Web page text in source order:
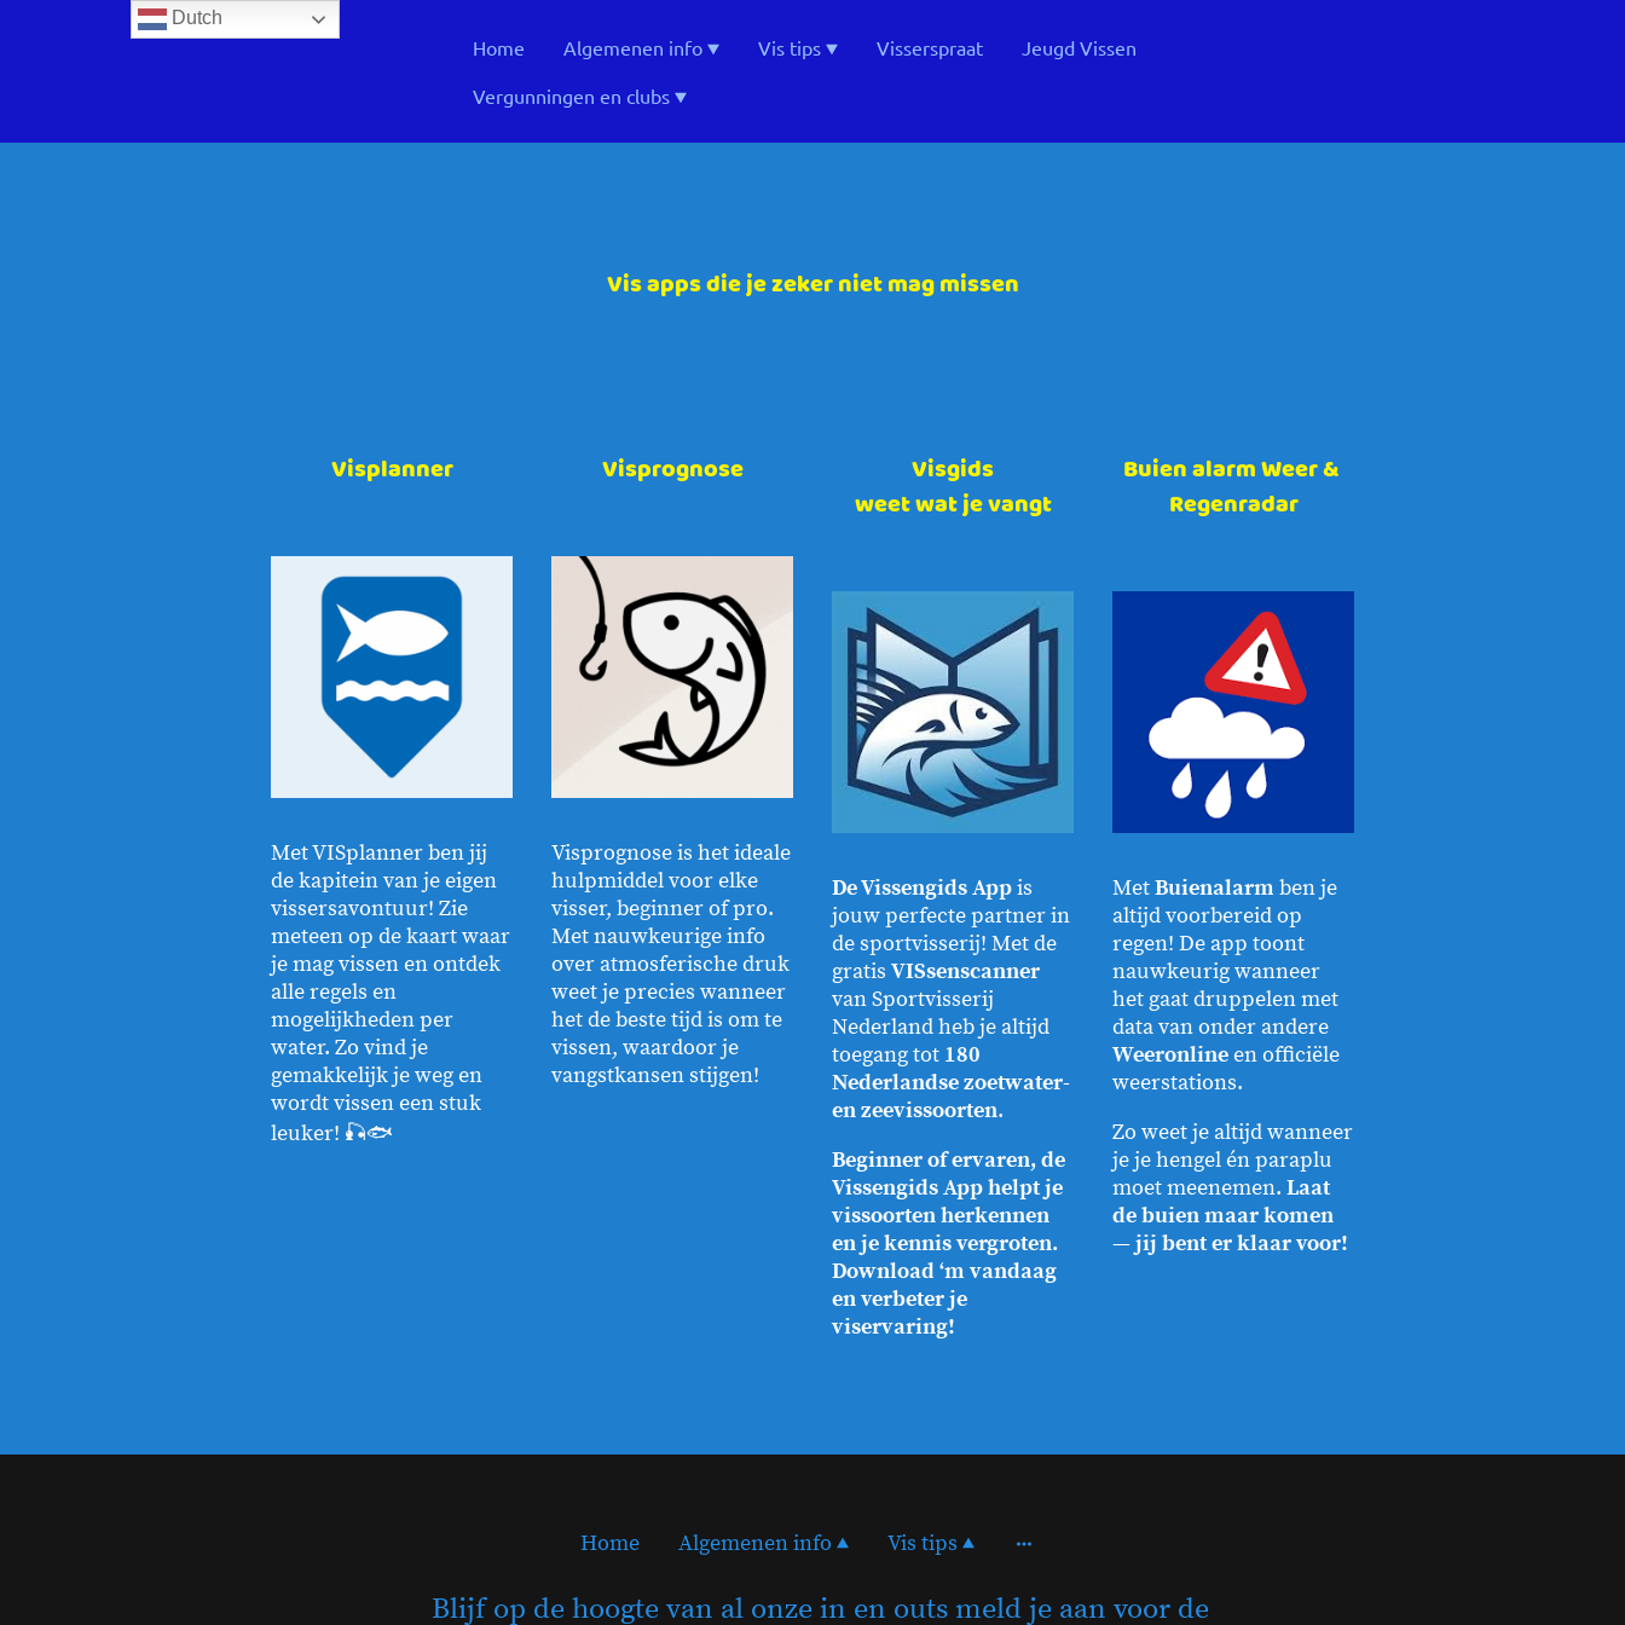
Home Algemenen info Vis tips Visserspraat
Jeugd Vissen
Vergunningen en clubs
Vis apps die je zeker niet mag missen
Visplanner
Met VISplanner ben jij
de kapitein van je eigen
vissersavontuur! Zie
meteen op de kaart waar
je mag vissen en ontdek
alle regels en
mogelijkheden per
water. Zo vind je
gemakkelijk je weg en
wordt vissen een stuk
leuker! 🎣🐟
Visprognose
Visprognose is het ideale
hulpmiddel voor elke
visser, beginner of pro.
Met nauwkeurige info
over atmosferische druk
weet je precies wanneer
het de beste tijd is om te
vissen, waardoor je
vangstkansen stijgen!
Visgids
weet wat je vangt
De Vissengids Appis
jouw perfecte partner in
de sportvisserij! Met de
gratis VISsenscanner
van Sportvisserij
Nederland heb je altijd
toegang tot 180
Nederlandse zoetwater-
en zeevissoorten.
Beginner of ervaren, de
Vissengids App helpt je
vissoorten herkennen
en je kennis vergroten.
Download ‘m vandaag
en verbeter je
viservaring!
Buien alarmWeer &
Regenradar
MetBuienalarm ben je
altijd voorbereid op
regen! De app toont
nauwkeurig wanneer
het gaat druppelen met
data van onder andere
Weeronlineen officiële
weerstations.
Zo weet je altijd wanneer
je je hengel én paraplu
moet meenemen. Laat
de buien maar komen
— jij bent er klaar voor!
Home Algemenen info Vis tips
Blijf op de hoogte van al onze in en outs meld je aan voor de
Dutch